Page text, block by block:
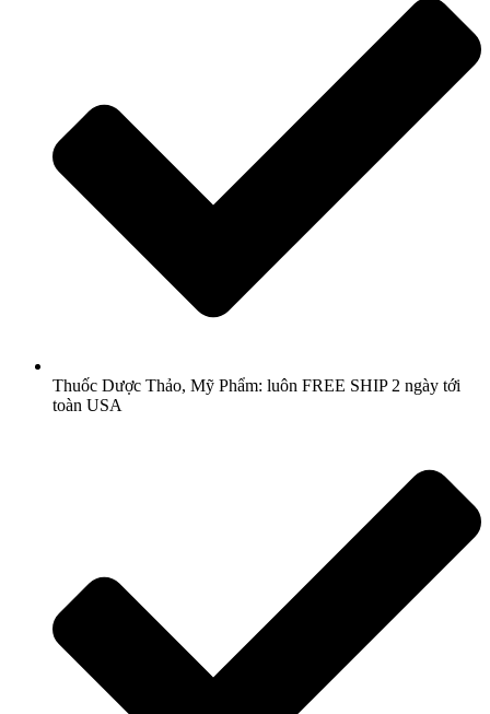
Thuốc Dược Thảo, Mỹ Phẩm: luôn FREE SHIP 2 ngày tới
toàn USA